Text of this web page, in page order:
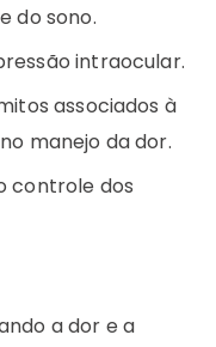
do sono.
intraocular.
associados à
manejo da dor.
controle dos
a dor e a